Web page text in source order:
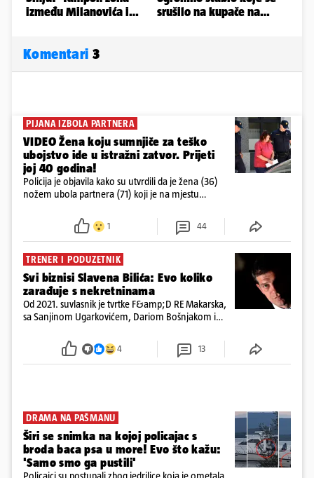
Komentari 3
PIJANA IZBOLA PARTNERA
VIDEO Žena koju sumnjiče za teško
ubojstvo ide u istražni zatvor. Prijeti
joj 40 godina!
Policija je objavila kako su utvrdili da je žena (36)
nožem ubola partnera (71) koji je na mjestu
ispitali i poslali u istražni zatvor
1 44
TRENER I PODUZETNIK
Svi biznisi Slavena Bilića: Evo koliko
zarađuje s nekretninama
Od 2021. suvlasnik je tvrtke F&amp;D RE Makarska,
sa Sanjinom Ugarkovićem, Dariom Bošnjakom i
poslovanje nekretninama, a od osnutka nema
zaposlenih
4 13
DRAMA NA PAŠMANU
Širi se snimka na kojoj policajac s
broda baca psa u more! Evo što kažu:
'Samo smo ga pustili'